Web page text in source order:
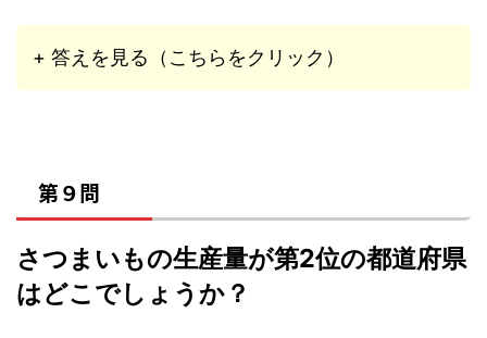
+ 答えを見る（こちらをクリック）
第９問
さつまいもの生産量が第2位の都道府県
はどこでしょうか？